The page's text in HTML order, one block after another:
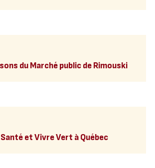
du Marché public de Rimouski
et Vivre Vert à Québec